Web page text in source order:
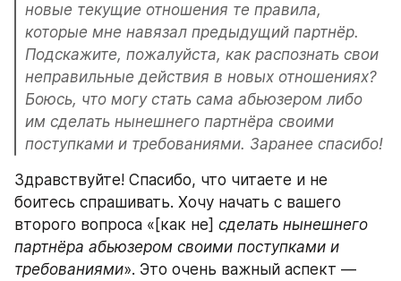
новые текущие отношения те правила,
которые мне навязал предыдущий партнёр.
Подскажите, пожалуйста, как распознать свои
неправильные действия в новых отношениях?
Боюсь, что могу стать сама абьюзером либо
им сделать нынешнего партнёра своими
поступками и требованиями. Заранее спасибо!
Здравствуйте! Спасибо, что читаете и не
боитесь спрашивать. Хочу начать с вашего
второго вопроса «[как не] сделать нынешнего
партнёра абьюзером своими поступками и
требованиями». Это очень важный аспект —